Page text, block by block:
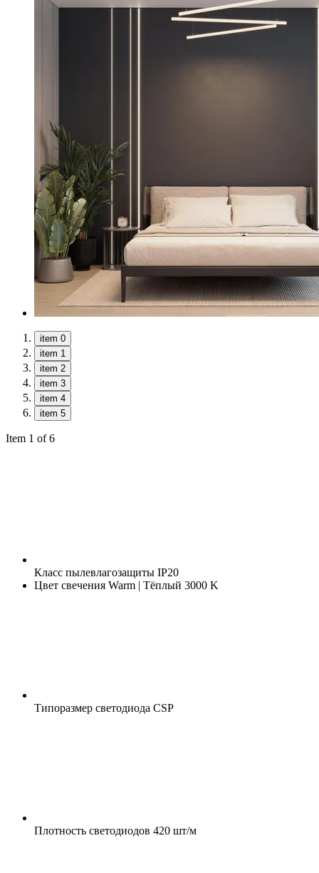
item 0
item 1
item 2
item 3
item 4
item 5
Item 1 of 6
Класс пылевлагозащиты IP20
Цвет свечения Warm | Тёплый 3000 K
Типоразмер светодиода CSP
Плотность светодиодов 420 шт/м